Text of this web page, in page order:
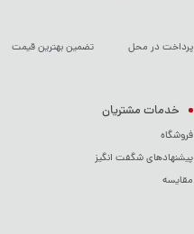
پرداخت در محل تضمین بهترین قیمت
خدمات مشتریان
فروشگاه
پیشنهادهای شگفت انگیز
مقایسه